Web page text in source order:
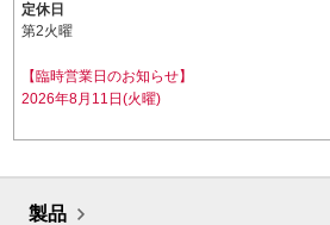
定休日
第2火曜
【臨時営業日のお知らせ】
2026年8月11日(火曜)
製品